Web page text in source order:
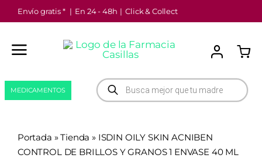
Saltar
al
contenido
Envío gratis * | En 24 - 48h | Click & Collect
Búsqueda
de
productos
MEDICAMENTOS
Portada »Tienda » ISDIN OILY SKIN ACNIBEN
CONTROL DE BRILLOS Y GRANOS 1 ENVASE 40 ML